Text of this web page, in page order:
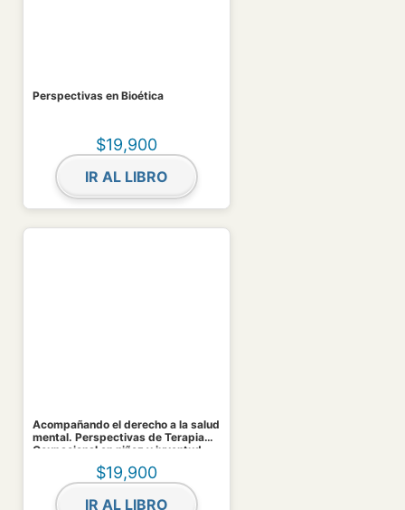
Perspectivas en Bioética
$19,900
IR AL LIBRO
Acompañando el derecho a la salud
mental. Perspectivas de Terapia
Ocupacional en niñez y juventud
$19,900
IR AL LIBRO